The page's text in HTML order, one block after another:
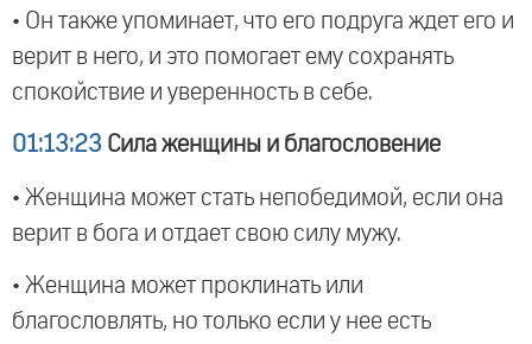
• Он также упоминает, что его подруга ждет его и
верит в него, и это помогает ему сохранять
спокойствие и уверенность в себе.
01:13:23 Сила женщины и благословение
• Женщина может стать непобедимой, если она
верит в бога и отдает свою силу мужу.
• Женщина может проклинать или
благословлять, но только если у нее есть